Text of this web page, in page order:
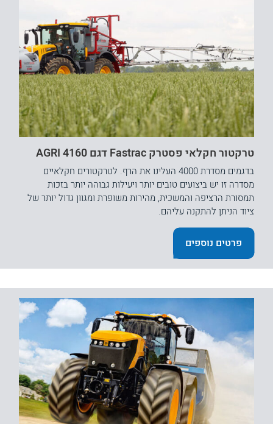
טרקטור חקלאי פסטרק Fastrac דגם 4160 AGRI
בדגמים מסדרת 4000 העלינו את הרף. לטרקטורים חקלאיים
מסדרה זו יש ביצועים טובים יותר ויעילות גבוהה יותר בזכות
תמסורת הרציפה והמשכית, מהירות משופרת ומגוון גדול יותר של
ציוד הניתן להתקנה עליהם.
פרטים נוספים